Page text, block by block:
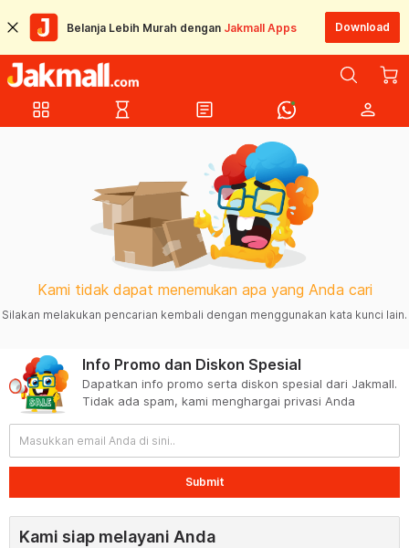
Belanja Lebih Murah dengan Jakmall Apps Download
grid_view hourglass_empty article person
Kami tidak dapat menemukan apa yang Anda cari
Silakan melakukan pencarian kembali dengan menggunakan kata kunci lain.
Info Promo dan Diskon Spesial
Dapatkan info promo serta diskon spesial dari Jakmall.
Tidak ada spam, kami menghargai privasi Anda
Submit
Kami siap melayani Anda